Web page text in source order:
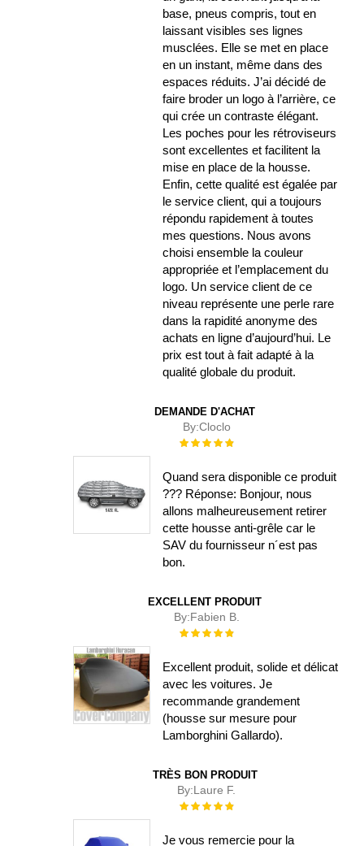
base, pneus compris, tout en
laissant visibles ses lignes
musclées. Elle se met en place
en un instant, même dans des
espaces réduits. J’ai décidé de
faire broder un logo à l’arrière, ce
qui crée un contraste élégant.
Les poches pour les rétroviseurs
sont excellentes et facilitent la
mise en place de la housse.
Enfin, cette qualité est égalée par
le service client, qui a toujours
répondu rapidement à toutes
mes questions. Nous avons
choisi ensemble la couleur
appropriée et l’emplacement du
logo. Un service client de ce
niveau représente une perle rare
dans la rapidité anonyme des
achats en ligne d’aujourd’hui. Le
prix est tout à fait adapté à la
qualité globale du produit.
DEMANDE D'ACHAT
By:Cloclo
Évaluation :
Quand sera disponible ce produit
??? Réponse: Bonjour, nous
allons malheureusement retirer
cette housse anti-grêle car le
SAV du fournisseur n´est pas
bon.
EXCELLENT PRODUIT
By:Fabien B.
Évaluation :
Excellent produit, solide et délicat
avec les voitures. Je
recommande grandement
(housse sur mesure pour
Lamborghini Gallardo).
TRÈS BON PRODUIT
By:Laure F.
Évaluation :
Je vous remercie pour la